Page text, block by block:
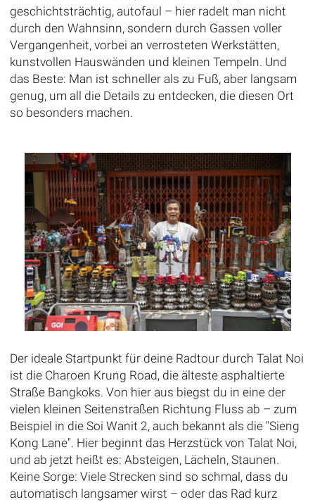
geschichtsträchtig, autofaul – hier radelt man nicht
durch den Wahnsinn, sondern durch Gassen voller
Vergangenheit, vorbei an verrosteten Werkstätten,
kunstvollen Hauswänden und kleinen Tempeln. Und
das Beste: Man ist schneller als zu Fuß, aber langsam
genug, um all die Details zu entdecken, die diesen Ort
so besonders machen.
Der ideale Startpunkt für deine Radtour durch Talat Noi
ist die Charoen Krung Road, die älteste asphaltierte
Straße Bangkoks. Von hier aus biegst du in eine der
vielen kleinen Seitenstraßen Richtung Fluss ab – zum
Beispiel in die Soi Wanit 2, auch bekannt als die "Sieng
Kong Lane". Hier beginnt das Herzstück von Talat Noi,
und ab jetzt heißt es: Absteigen, Lächeln, Staunen.
Keine Sorge: Viele Strecken sind so schmal, dass du
automatisch langsamer wirst – oder das Rad kurz